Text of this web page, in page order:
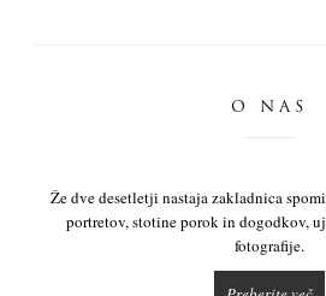
O NAS
Že dve desetletji nastaja zakladnica
portretov, stotine porok in dogodkov,
fotografije.